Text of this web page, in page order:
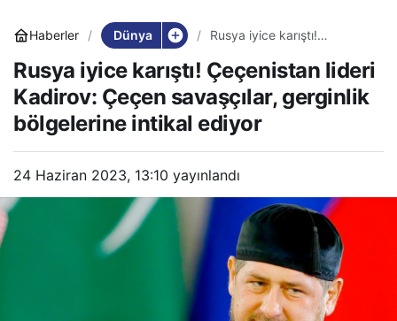
Haberler Dünya
Rusya iyice karıştı!
Çeçen savaşçılar, gerginlik
bölgelerine intikal ediyor
Rusya iyice karıştı! Çeçenistan lideri
Kadirov: Çeçen savaşçılar, gerginlik
bölgelerine intikal ediyor
24 Haziran 2023, 13:10 yayınlandı